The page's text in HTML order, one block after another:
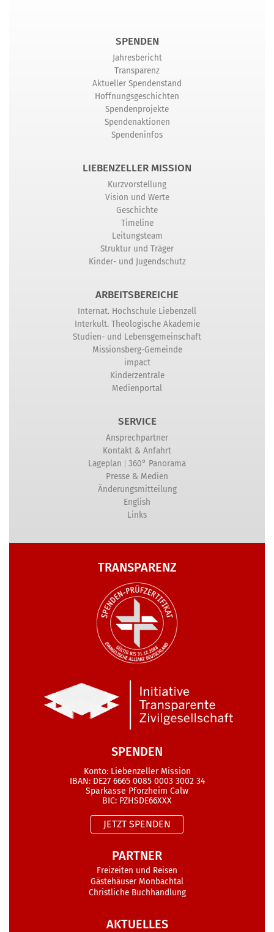
SPENDEN
Jahresbericht
Transparenz
Aktueller Spendenstand
Hoffnungsgeschichten
Spendenprojekte
Spendenaktionen
Spendeninfos
LIEBENZELLER MISSION
Kurzvorstellung
Vision und Werte
Geschichte
Timeline
Leitungsteam
Struktur und Träger
Kinder- und Jugendschutz
ARBEITSBEREICHE
Internat. Hochschule Liebenzell
Interkult. Theologische Akademie
Studien- und Lebensgemeinschaft
Missionsberg-Gemeinde
impact
Kinderzentrale
Medienportal
SERVICE
Ansprechpartner
Kontakt & Anfahrt
Lageplan | 360° Panorama
Presse & Medien
Änderungsmitteilung
English
Links
TRANSPARENZ
SPENDEN
Konto: Liebenzeller Mission
IBAN: DE27 6665 0085 0003 3002 34
Sparkasse Pforzheim Calw
BIC: PZHSDE66XXX
JETZT SPENDEN
PARTNER
Freizeiten und Reisen
Gästehäuser Monbachtal
Christliche Buchhandlung
AKTUELLES